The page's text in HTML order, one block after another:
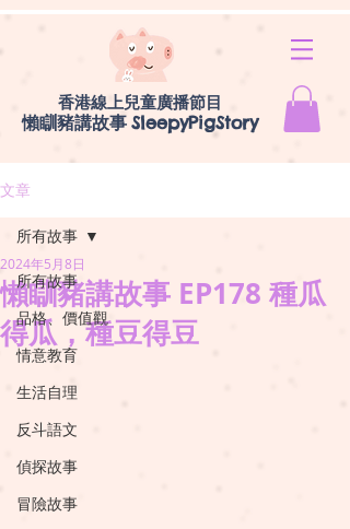
香港線上兒童廣播節目
懶瞓豬講故事 SleepyPigStory
文章
所有故事
品格、價值觀
情意教育
生活自理
反斗語文
偵探故事
冒險故事
所有故事
懶瞓豬講故事 EP178 種瓜
得瓜，種豆得豆
2024年5月8日